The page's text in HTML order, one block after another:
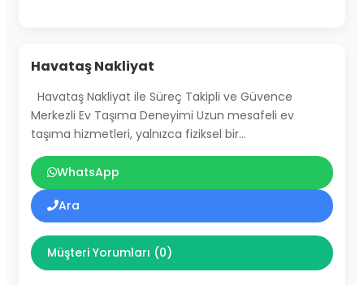
Havataş Nakliyat
Havataş Nakliyat ile Süreç Takipli ve Güvence
Merkezli Ev Taşıma Deneyimi Uzun mesafeli ev
taşıma hizmetleri, yalnızca fiziksel bir…
WhatsApp
Ara
Müşteri Yorumları (0)